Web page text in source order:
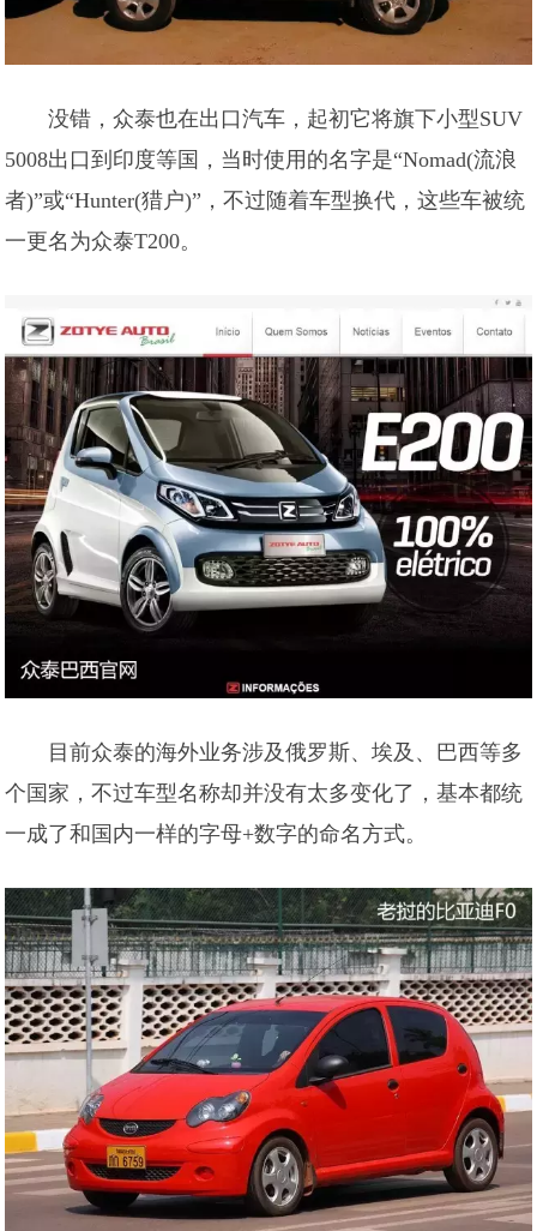
没错，众泰也在出口汽车，起初它将旗下小型SUV
5008出口到印度等国，当时使用的名字是“Nomad(流浪
者)”或“Hunter(猎户)”，不过随着车型换代，这些车被统
一更名为众泰T200。
目前众泰的海外业务涉及俄罗斯、埃及、巴西等多
个国家，不过车型名称却并没有太多变化了，基本都统
一成了和国内一样的字母+数字的命名方式。